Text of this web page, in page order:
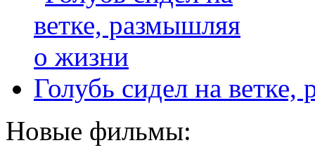
Голубь сидел на
Новые фильмы: